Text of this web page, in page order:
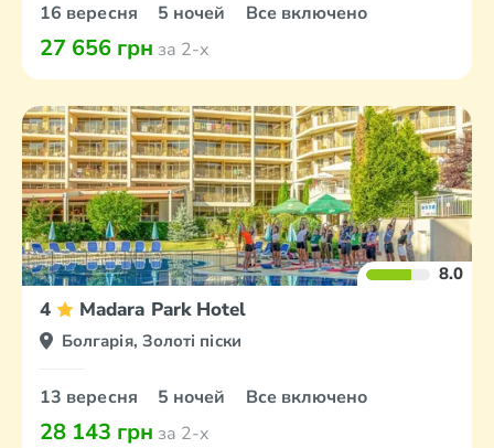
16 вересня 5 ночей Все включено
27 656 грн за 2-х
8.0
4 Madara Park Hotel
Болгарія, Золоті піски
13 вересня 5 ночей Все включено
28 143 грн за 2-х